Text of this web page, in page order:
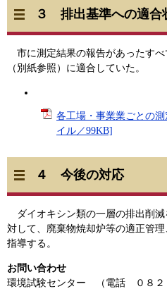
３ 排出基準への適合
市に測定結果の報告があったす
（別紙参照）に適合していた。
各工場・事業業ごとの
イル／99KB]
４ 今後の対応
ダイオキシン類の一層の排出削
対して、廃棄物焼却炉等の適正管
指導する。
お問い合わせ
環境試験センター （電話 ０８２